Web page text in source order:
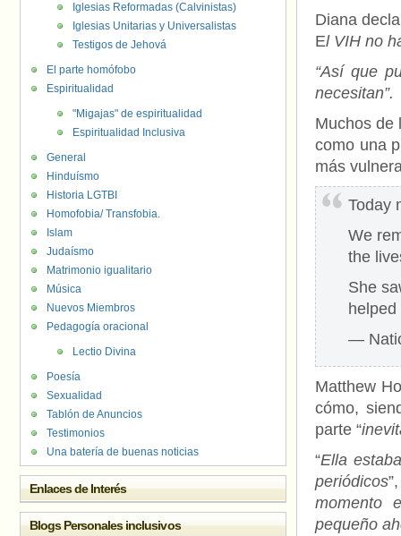
Diana
El VIH no
“Así que
necesitan”.
Muchos de
como una
más
Today
We
the
She
—
Matthew
cómo,
parte “
“Ella
periódicos
momento
pequeño
Iglesias Reformadas (Calvinistas)
Iglesias Unitarias y Universalistas
Testigos de Jehová
El parte homófobo
Espiritualidad
"Migajas" de espiritualidad
Espiritualidad Inclusiva
General
Hinduísmo
Historia LGTBI
Homofobia/ Transfobia.
Islam
Judaísmo
Matrimonio igualitario
Música
Nuevos Miembros
Pedagogía oracional
Lectio Divina
Poesía
Sexualidad
Tablón de Anuncios
Testimonios
Una batería de buenas noticias
Enlaces de Interés
Blogs Personales inclusivos